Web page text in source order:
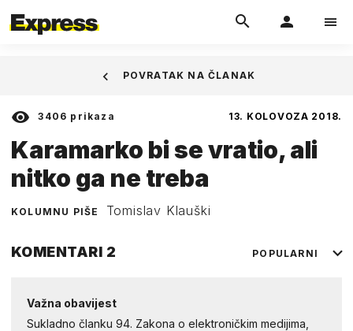
3406 prikaza 13. KOLOVOZA 2018.
Karamarko bi se vratio, ali
nitko ga ne treba
KOLUMNU PIŠE Tomislav Klauški
POVRATAK NA ČLANAK
KOMENTARI 2 POPULARNI
Važna obavijest
Sukladno članku 94. Zakona o elektroničkim medijima,